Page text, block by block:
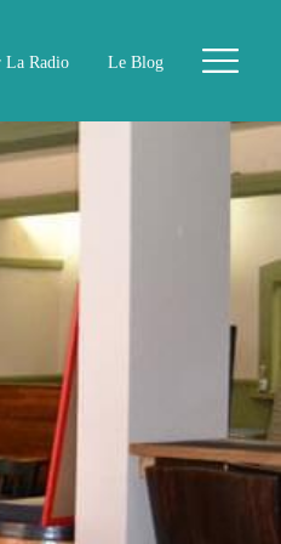
La Radio Le Blog